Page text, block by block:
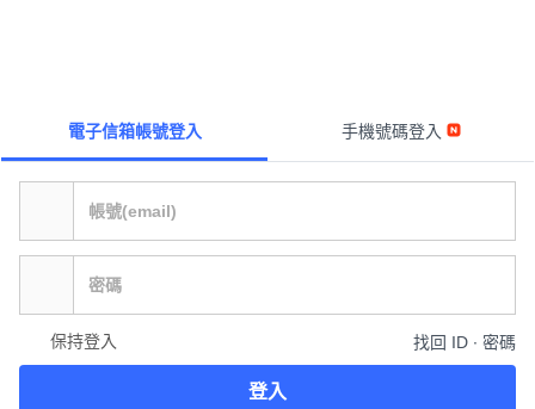
電子信箱帳號登入 手機號碼登入
保持登入 找回 ID ∙ 密碼
登入